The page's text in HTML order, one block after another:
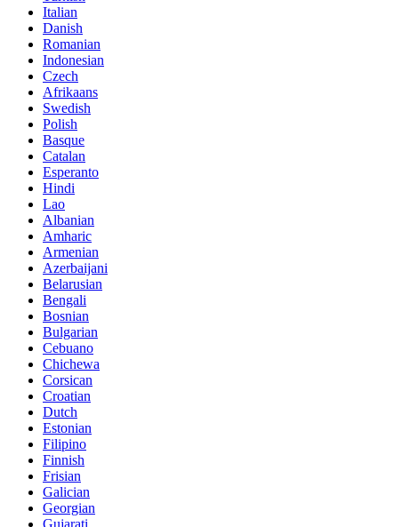
Italian
Danish
Romanian
Indonesian
Czech
Afrikaans
Swedish
Polish
Basque
Catalan
Esperanto
Hindi
Lao
Albanian
Amharic
Armenian
Azerbaijani
Belarusian
Bengali
Bosnian
Bulgarian
Cebuano
Chichewa
Corsican
Croatian
Dutch
Estonian
Filipino
Finnish
Frisian
Galician
Georgian
Gujarati